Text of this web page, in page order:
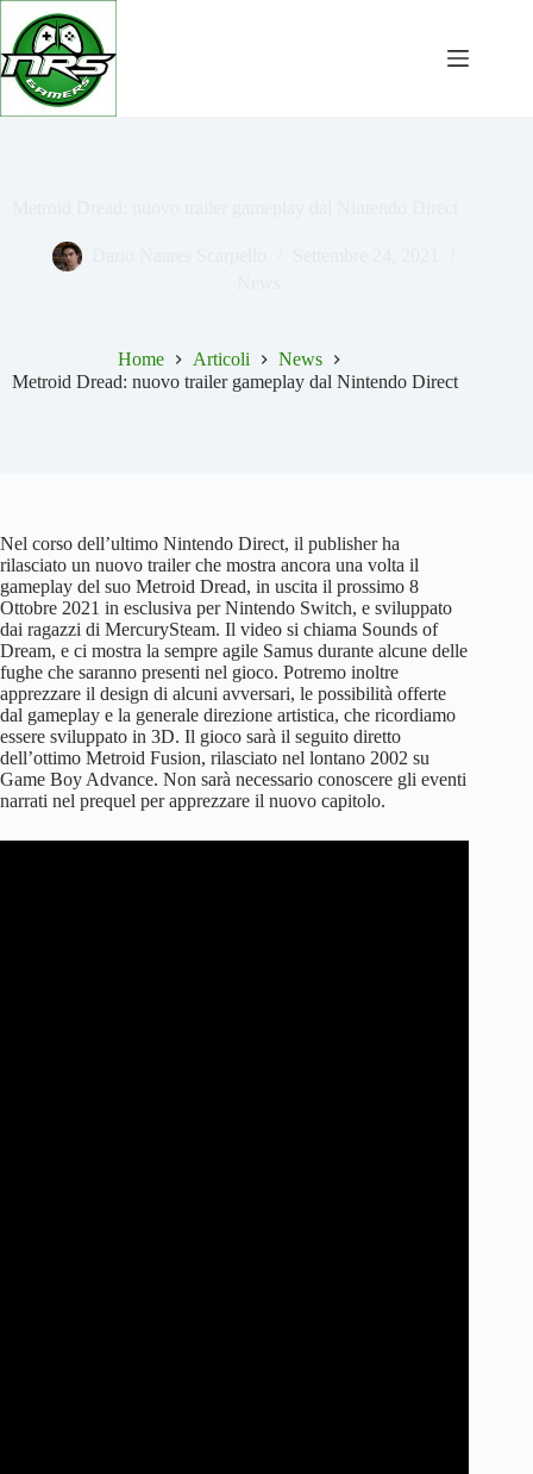
Salta
contenuto
Home Articoli
News
Metroid Dread: nuovo trailer gameplay dal Nintendo Direct
Nel corso dell’ultimo Nintendo Direct, il publisher ha
rilasciato un nuovo trailer che mostra ancora una volta il
gameplay del suo Metroid Dread, in uscita il prossimo 8
Ottobre 2021 in esclusiva per Nintendo Switch, e sviluppato
dai ragazzi di MercurySteam. Il video si chiama Sounds of
Dream, e ci mostra la sempre agile Samus durante alcune delle
fughe che saranno presenti nel gioco. Potremo inoltre
apprezzare il design di alcuni avversari, le possibilità offerte
dal gameplay e la generale direzione artistica, che ricordiamo
essere sviluppato in 3D. Il gioco sarà il seguito diretto
dell’ottimo Metroid Fusion, rilasciato nel lontano 2002 su
Game Boy Advance. Non sarà necessario conoscere gli eventi
narrati nel prequel per apprezzare il nuovo capitolo.